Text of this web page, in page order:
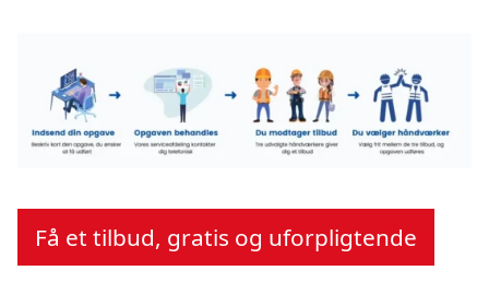
Få et tilbud, gratis og uforpligtende